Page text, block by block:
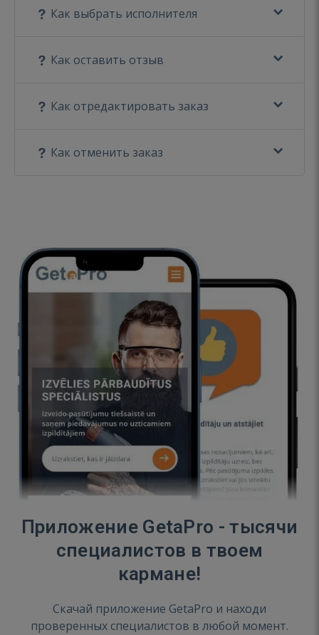
Как выбрать исполнителя
Как оставить отзыв
Как отредактировать заказ
Как отменить заказ
Приложение GetaPro - тысячи
специалистов в твоем
кармане!
Скачай приложение GetaPro и находи
проверенных специалистов в любой момент.